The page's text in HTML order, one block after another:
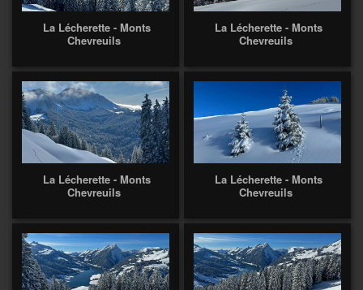
La Lécherette - Monts
Chevreuils
La Lécherette - Monts
Chevreuils
La Lécherette - Monts
Chevreuils
La Lécherette - Monts
Chevreuils